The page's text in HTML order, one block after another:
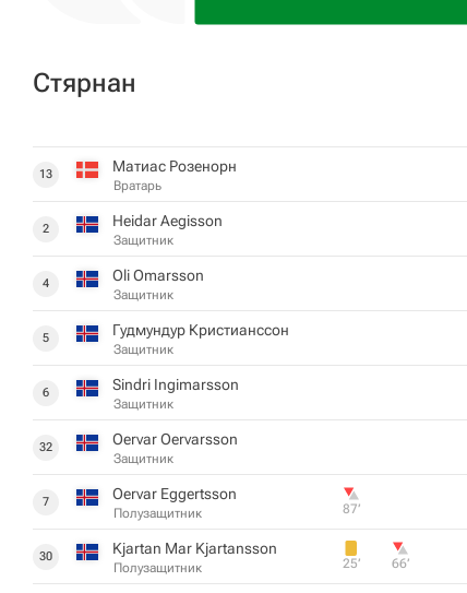
Стярнан
13 Матиас Розенорн
Вратарь
2 Heidar Aegisson
Защитник
4 Oli Omarsson
Защитник
5 Гудмундур Кристианссон
Защитник
6 Sindri Ingimarsson
Защитник
32 Oervar Oervarsson
Защитник
7 Oervar Eggertsson
Полузащитник 87‎’‎
30 Kjartan Mar Kjartansson
Полузащитник 25‎’‎ 66‎’‎